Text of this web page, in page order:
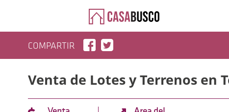
COMPARTIR
Venta de Lotes y Terrenos en